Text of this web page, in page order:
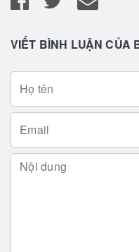
VIẾT BÌNH LUẬN CỦA